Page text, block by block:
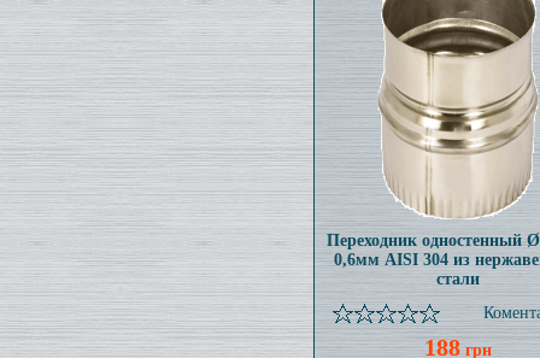
Переходник одностенный
0,6мм AISI 304 из
стали
188 грн